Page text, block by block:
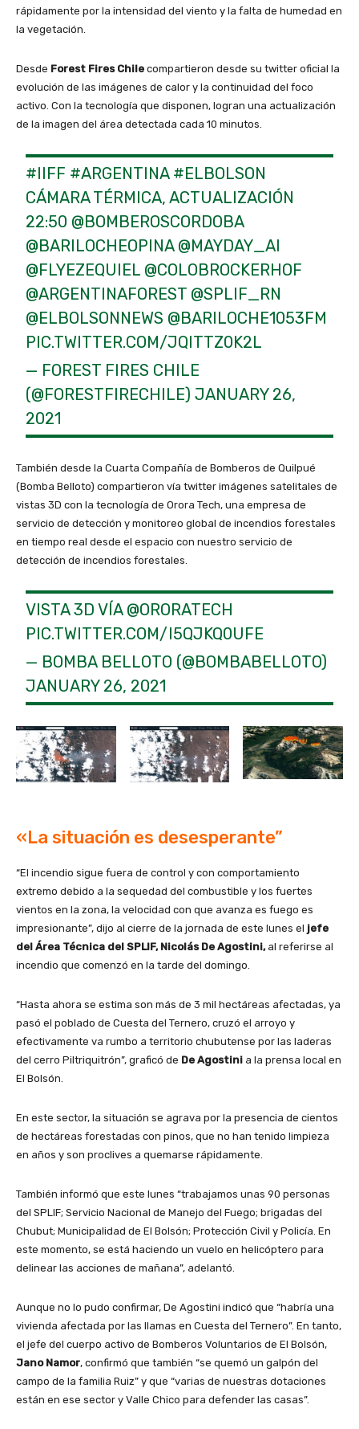
rápidamente por la intensidad del viento y la falta de humedad en
la vegetación.
Desde Forest Fires Chile compartieron desde su twitter oficial la
evolución de las imágenes de calor y la continuidad del foco
activo. Con la tecnología que disponen, logran una actualización
de la imagen del área detectada cada 10 minutos.
#IIFF #ARGENTINA #ELBOLSON
CÁMARA TÉRMICA, ACTUALIZACIÓN
22:50 @BOMBEROSCORDOBA
@BARILOCHEOPINA @MAYDAY_AI
@FLYEZEQUIEL @COLOBROCKERHOF
@ARGENTINAFOREST @SPLIF_RN
@ELBOLSONNEWS @BARILOCHE1053FM
PIC.TWITTER.COM/JQITTZ0K2L
— FOREST FIRES CHILE
(@FORESTFIRECHILE)JANUARY 26,
2021
También desde la Cuarta Compañía de Bomberos de Quilpué
(Bomba Belloto) compartieron vía twitter imágenes satelitales de
vistas 3D con la tecnología de Orora Tech, una empresa de
servicio de detección y monitoreo global de incendios forestales
en tiempo real desde el espacio con nuestro servicio de
detección de incendios forestales.
VISTA 3D VÍA @ORORATECH
PIC.TWITTER.COM/I5QJKQ0UFE
— BOMBA BELLOTO (@BOMBABELLOTO)
JANUARY 26, 2021
«La situación es desesperante”
“El incendio sigue fuera de control y con comportamiento
extremo debido a la sequedad del combustible y los fuertes
vientos en la zona, la velocidad con que avanza es fuego es
impresionante”, dijo al cierre de la jornada de este lunes el jefe
del Área Técnica del SPLIF, Nicolás De Agostini,al referirse al
incendio que comenzó en la tarde del domingo.
“Hasta ahora se estima son más de 3 mil hectáreas afectadas, ya
pasó el poblado de Cuesta del Ternero, cruzó el arroyo y
efectivamente va rumbo a territorio chubutense por las laderas
del cerro Piltriquitrón”, graficó de De Agostini a la prensa local en
El Bolsón.
En este sector, la situación se agrava por la presencia de cientos
de hectáreas forestadas con pinos, que no han tenido limpieza
en años y son proclives a quemarse rápidamente.
También informó que este lunes “trabajamos unas 90 personas
del SPLIF; Servicio Nacional de Manejo del Fuego; brigadas del
Chubut; Municipalidad de El Bolsón; Protección Civil y Policía. En
este momento, se está haciendo un vuelo en helicóptero para
delinear las acciones de mañana”, adelantó.
Aunque no lo pudo confirmar, De Agostini indicó que “habría una
vivienda afectada por las llamas en Cuesta del Ternero”. En tanto,
el jefe del cuerpo activo de Bomberos Voluntarios de El Bolsón,
Jano Namor, confirmó que también “se quemó un galpón del
campo de la familia Ruiz” y que “varias de nuestras dotaciones
están en ese sector y Valle Chico para defender las casas”.